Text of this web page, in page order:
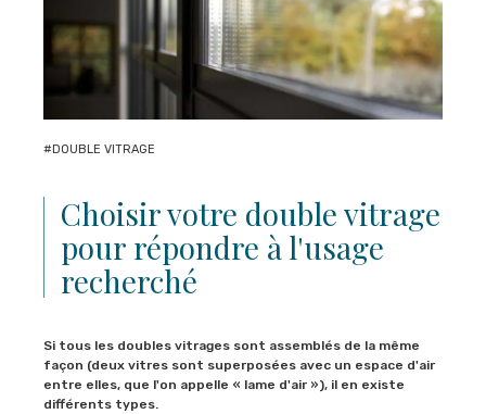
#DOUBLE VITRAGE
Choisir votre double vitrage
pour répondre à l'usage
recherché
Si tous les doubles vitrages sont assemblés de la même
façon (deux vitres sont superposées avec un espace d'air
entre elles, que l'on appelle « lame d'air »), il en existe
différents types.